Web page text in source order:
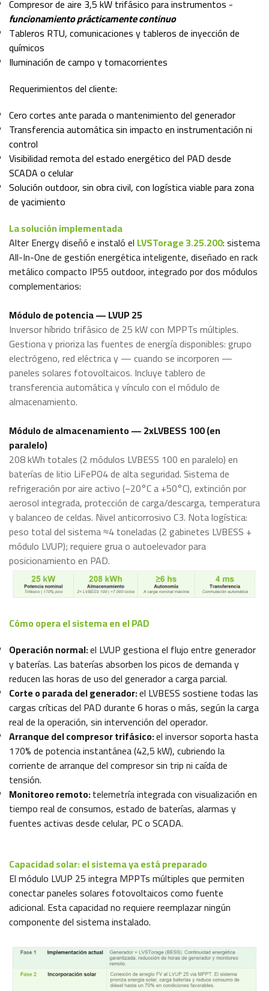
Compresor de aire 3,5 kW trifásico para instrumentos -
funcionamiento prácticamente continuo
Tableros RTU, comunicaciones y tableros de inyección de
químicos
Iluminación de campo y tomacorrientes
Requerimientos del cliente:
Cero cortes ante parada o mantenimiento del generador
Transferencia automática sin impacto en instrumentación ni
control
Visibilidad remota del estado energético del PAD desde
SCADA o celular
Solución outdoor, sin obra civil, con logística viable para zona
de yacimiento
La solución implementada
Alter Energy diseñó e instaló el LVSTorage 3.25.200: sistema
All-In-One de gestión energética inteligente, diseñado en rack
metálico compacto IP55 outdoor, integrado por dos módulos
complementarios:
Módulo de potencia — LVUP 25
Inversor híbrido trifásico de 25 kW con MPPTs múltiples.
Gestiona y prioriza las fuentes de energía disponibles: grupo
electrógeno, red eléctrica y — cuando se incorporen —
paneles solares fotovoltaicos. Incluye tablero de
transferencia automática y vínculo con el módulo de
almacenamiento.
Módulo de almacenamiento — 2xLVBESS 100 (en
paralelo)
208 kWh totales (2 módulos LVBESS 100 en paralelo) en
baterías de litio LiFePO4 de alta seguridad. Sistema de
refrigeración por aire activo (−20°C a +50°C), extinción por
aerosol integrada, protección de carga/descarga, temperatura
y balanceo de celdas. Nivel anticorrosivo C3. Nota logística:
peso total del sistema ≈4 toneladas (2 gabinetes LVBESS +
módulo LVUP); requiere grua o autoelevador para
posicionamiento en PAD.
Cómo opera el sistema en el PAD
Operación normal:el LVUP gestiona el flujo entre generador
y baterías. Las baterías absorben los picos de demanda y
reducen las horas de uso del generador a carga parcial.
Corte o parada del generador:el LVBESS sostiene todas las
cargas críticas del PAD durante 6 horas o más, según la carga
real de la operación, sin intervención del operador.
Arranque del compresor trifásico:el inversor soporta hasta
170% de potencia instantánea (42,5 kW), cubriendo la
corriente de arranque del compresor sin trip ni caída de
tensión.
Monitoreo remoto:telemetría integrada con visualización en
tiempo real de consumos, estado de baterías, alarmas y
fuentes activas desde celular, PC o SCADA.
Capacidad solar: el sistema ya está preparado
El módulo LVUP 25 integra MPPTs múltiples que permiten
conectar paneles solares fotovoltaicos como fuente
adicional. Esta capacidad no requiere reemplazar ningún
componente del sistema instalado.